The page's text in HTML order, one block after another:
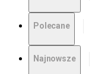
Polecane
Najnowsze